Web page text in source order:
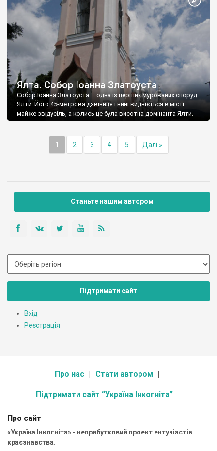
Ялта. Собор Іоанна Златоуста
Собор Іоанна Златоуста – одна із перших мурованих споруд
Ялти. Його 45-метрова дзвіниця і нині видніється в місті
майже звідусіль, а колись це була висотна домінанта Ялти.
1 2 3 4 5 Далі »
Станьте нашим автором
Підтримати сайт
Вхід
Реєстрація
Про нас Стати автором
Підтримати сайт “Україна Інкогніта”
Про сайт
«Україна Інкогніта» - неприбутковий проект ентузіастів
краєзнавства.